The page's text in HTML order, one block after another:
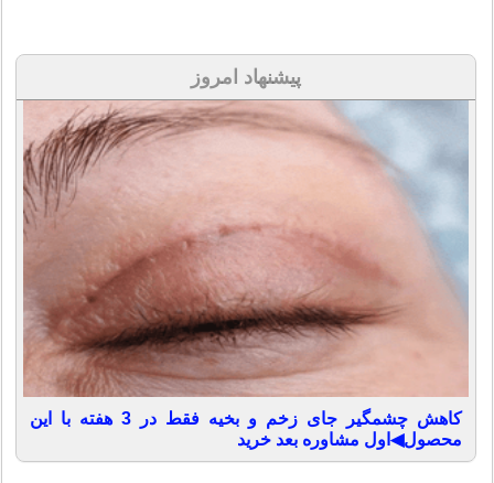
پیشنهاد امروز
کاهش چشمگیر جای زخم و بخیه فقط در 3 هفته با این
محصول◀اول مشاوره بعد خرید